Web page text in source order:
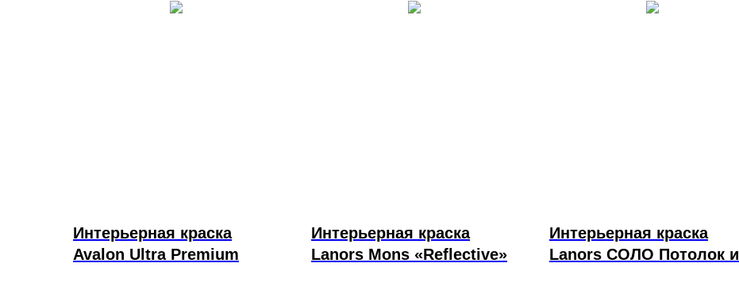
Интерьерная краска
Avalon Ultra Premium
Интерьерная краска
Lanors Mons «Reflective»
Интерьерная краска
Lanors СОЛО Потолок и